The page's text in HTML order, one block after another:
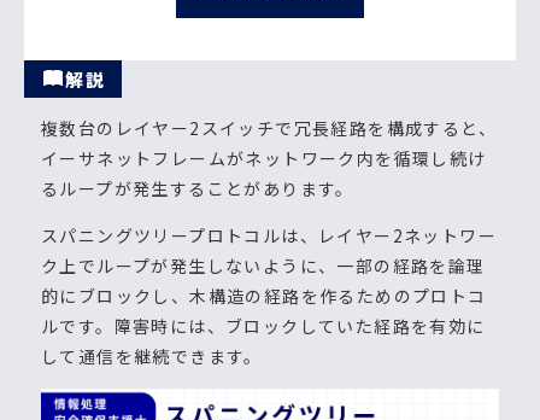
解説
複数台のレイヤー2スイッチで冗長経路を構成すると、
イーサネットフレームがネットワーク内を循環し続け
るループが発生することがあります。
スパニングツリープロトコルは、レイヤー2ネットワー
ク上でループが発生しないように、一部の経路を論理
的にブロックし、木構造の経路を作るためのプロトコ
ルです。障害時には、ブロックしていた経路を有効に
して通信を継続できます。